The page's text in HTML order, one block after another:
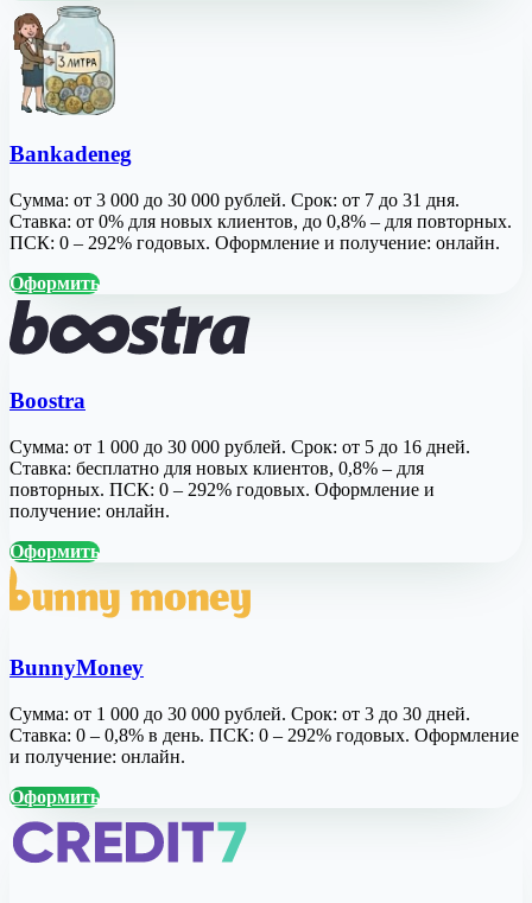
Bankadeneg
Сумма: от 3 000 до 30 000 рублей. Срок: от 7 до 31 дня.
Ставка: от 0% для новых клиентов, до 0,8% – для повторных.
ПСК: 0 – 292% годовых. Оформление и получение: онлайн.
Оформить
Boostra
Сумма: от 1 000 до 30 000 рублей. Срок: от 5 до 16 дней.
Ставка: бесплатно для новых клиентов, 0,8% – для
повторных. ПСК: 0 – 292% годовых. Оформление и
получение: онлайн.
Оформить
BunnyMoney
Сумма: от 1 000 до 30 000 рублей. Срок: от 3 до 30 дней.
Ставка: 0 – 0,8% в день. ПСК: 0 – 292% годовых. Оформление
и получение: онлайн.
Оформить